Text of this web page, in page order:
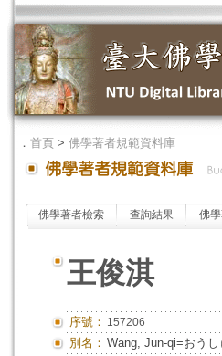
． 首頁 > 佛學著者規範資料庫
佛學著者檢索 查詢結果 佛
王俊淇
序號： 157206
別名： Wang, Jun-qi=おうし